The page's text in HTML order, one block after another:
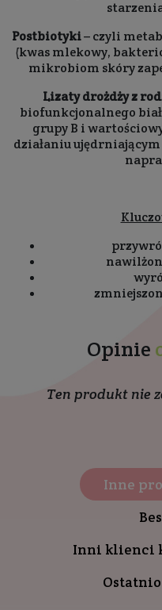
Postbiotyki– czyli
(kwas mlekowy,
mikrobiom skóry
Lizaty drożdży z
biofunkcjonalnego
grupy B i
działaniu
Opinie
Ten produkt nie
Inne
Inni klienci